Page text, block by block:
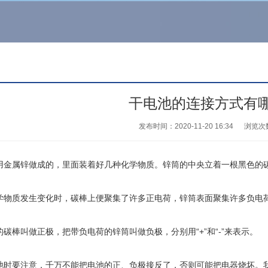
干电池的连接方式有
发布时间：2020-11-20 16:34 浏览次
金属锌做成的，里面装着好几种化学物质。锌筒的中央立着一根黑色
物质发生变化时，碳棒上便聚集了许多正电荷，锌筒表面聚集许多负电
棒叫做正极，把带负电荷的锌筒叫做负极，分别用“+”和“-”来表示。
时要注意，千万不能把电池的正、负极接反了，否则可能把电器烧坏